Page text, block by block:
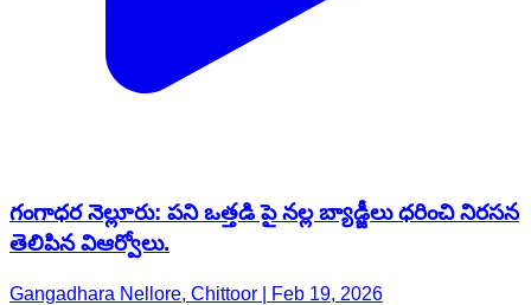
గంగాధర నెల్లూరు: పని ఒత్తడి పై నల్ల బ్యాడ్జీలు ధరించి నిరసన
తెలిపిన విఆర్వోలు.
Gangadhara Nellore, Chittoor | Feb 19, 2026